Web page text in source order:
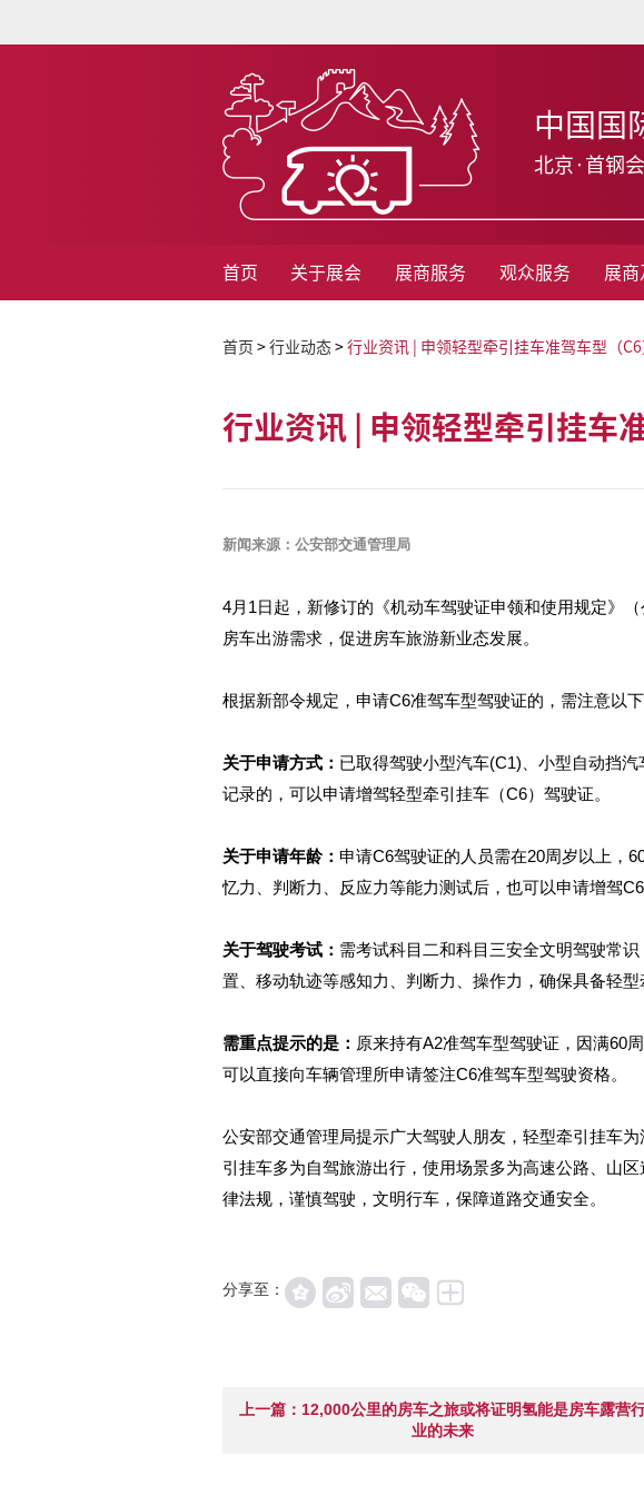
中国国
北京·首钢
首页 关于展会 展商服务 观众服务 展商
首页 > 行业动态> 行业资讯 | 申领轻型牵引挂车准驾车型（
行业资讯 | 申领轻型牵引挂车
新闻来源：公安部交通管理局
4月1日起，新修订的《机动车驾驶证申领和使用规定》
房车出游需求，促进房车旅游新业态发展。
根据新部令规定，申请C6准驾车型驾驶证的，需注意以
关于申请方式： 已取得驾驶小型汽车(C1)、小型自动挡
记录的，可以申请增驾轻型牵引挂车（C6）驾驶证。
关于申请年龄： 申请C6驾驶证的人员需在20周岁以上，
忆力、判断力、反应力等能力测试后，也可以申请增驾C6
关于驾驶考试： 需考试科目二和科目三安全文明驾驶常
置、移动轨迹等感知力、判断力、操作力，确保具备轻型
需重点提示的是： 原来持有A2准驾车型驾驶证，因满60
可以直接向车辆管理所申请签注C6准驾车型驾驶资格。
公安部交通管理局提示广大驾驶人朋友，轻型牵引挂车
引挂车多为自驾旅游出行，使用场景多为高速公路、山
律法规，谨慎驾驶，文明行车，保障道路交通安全。
分享至：
上一篇：12,000公里的房车之旅或将证明氢能是房车露营
业的未来